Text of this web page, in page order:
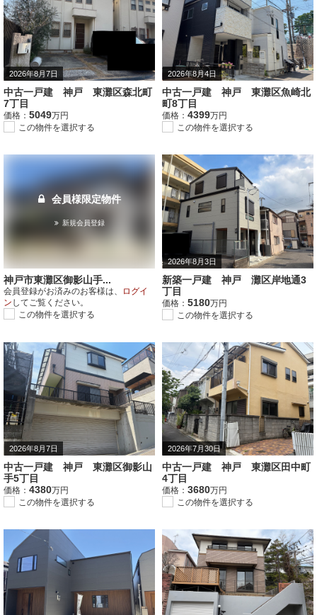
2026年8月7日
中古一戸建 神戸 東灘区森北町
7丁目
価格： 5049万円
この物件を選択する
2026年8月4日
中古一戸建 神戸 東灘区魚崎北
町8丁目
価格： 4399万円
この物件を選択する
会員様限定物件
新規会員登録
神戸市東灘区御影山手...
会員登録がお済みのお客様は、
ログイ
ン してご覧ください。
この物件を選択する
2026年8月3日
新築一戸建 神戸 灘区岸地通3
丁目
価格： 5180万円
この物件を選択する
2026年8月7日
中古一戸建 神戸 東灘区御影山
手5丁目
価格： 4380万円
この物件を選択する
2026年7月30日
中古一戸建 神戸 東灘区田中町
4丁目
価格： 3680万円
この物件を選択する